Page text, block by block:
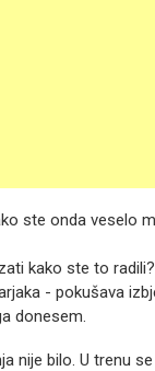
ste onda veselo
kako ste to radili?
- pokušava
donesem.
nije bilo. U trenu